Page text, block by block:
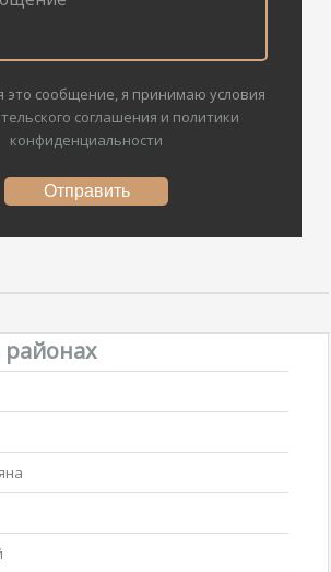
это сообщение, я принимаю условия
соглашения и политики
конфиденциальности